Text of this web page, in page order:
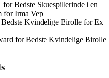
Bedste Skuespillerinde i en
for Irma Vep
Kvindelige Birolle for Ex
for Bedste Kvindelige Birolle